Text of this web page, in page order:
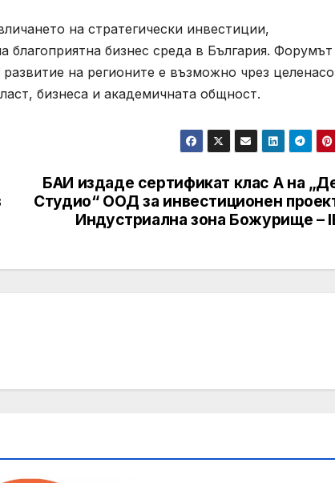
на стратегически инвестиции,
благоприятна бизнес среда в България.
на регионите е възможно чрез
бизнеса и академичната общност.
БАИ издаде сертификат клас А на
Студио“ ООД за инвестиционен
Индустриална зона Божурище –